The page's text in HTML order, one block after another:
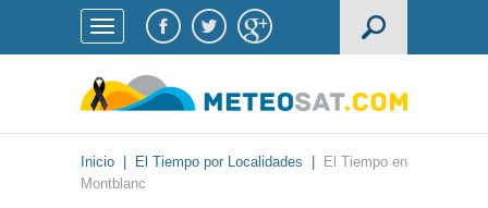
Inicio El Tiempo por Localidades
El Tiempo en
Montblanc